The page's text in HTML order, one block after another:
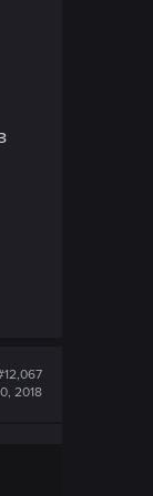
2018